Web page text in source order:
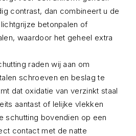
contrast, dan combineert u de
betonpalen of
waardoor het geheel extra
raden wij aan om
schroeven en beslag te
dat oxidatie van verzinkt staal
aantast of lelijke vlekken
schutting bovendien op een
contact met de natte